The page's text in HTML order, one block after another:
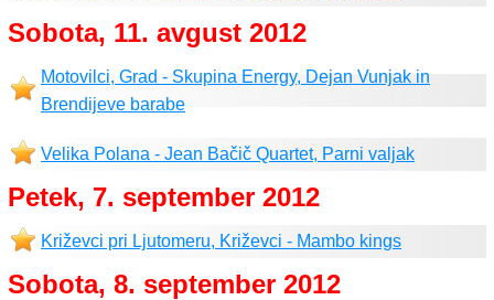
Sobota, 11. avgust 2012
Motovilci, Grad - Skupina Energy, Dejan Vunjak in
Brendijeve barabe
Velika Polana - Jean Bačič Quartet, Parni valjak
Petek, 7. september 2012
Križevci pri Ljutomeru, Križevci - Mambo kings
Sobota, 8. september 2012